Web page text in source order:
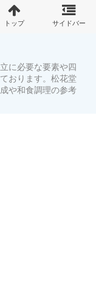
に必要な要素や四
おります。松花堂
や和食調理の参考